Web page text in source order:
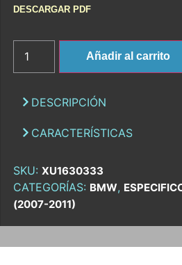
DESCARGAR PDF
Añadir al carrito
DESCRIPCIÓN
CARACTERÍSTICAS
SKU: XU1630333
CATEGORÍAS: BMW,
(2007-2011)